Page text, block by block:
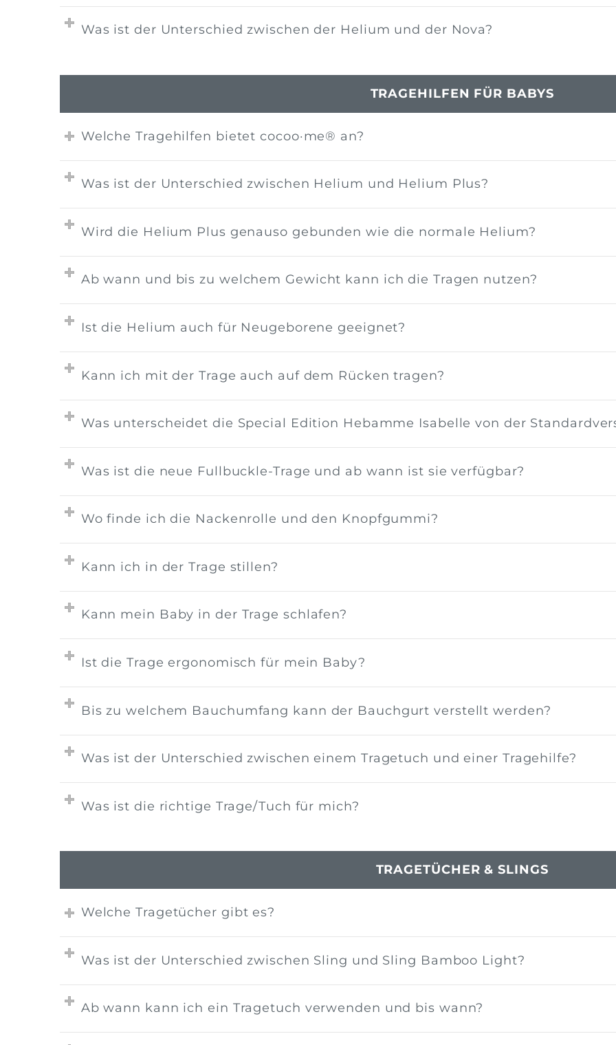
Was ist der Unterschied zwischen der Helium und der Nova?
TRAGEHILFEN FÜR BABYS
Welche Tragehilfen bietet cocoo·me® an?
Was ist der Unterschied zwischen Helium und Helium Plus?
Wird die Helium Plus genauso gebunden wie die normale Helium?
Ab wann und bis zu welchem Gewicht kann ich die Tragen nutzen?
Ist die Helium auch für Neugeborene geeignet?
Kann ich mit der Trage auch auf dem Rücken tragen?
Was unterscheidet die Special Edition Hebamme Isabelle von der
Was ist die neue Fullbuckle-Trage und ab wann ist sie verfügbar?
Wo finde ich die Nackenrolle und den Knopfgummi?
Kann ich in der Trage stillen?
Kann mein Baby in der Trage schlafen?
Ist die Trage ergonomisch für mein Baby?
Bis zu welchem Bauchumfang kann der Bauchgurt verstellt werden?
Was ist der Unterschied zwischen einem Tragetuch und einer Tragehilfe?
Was ist die richtige Trage/Tuch für mich?
TRAGETÜCHER & SLINGS
Welche Tragetücher gibt es?
Was ist der Unterschied zwischen Sling und Sling Bamboo Light?
Ab wann kann ich ein Tragetuch verwenden und bis wann?